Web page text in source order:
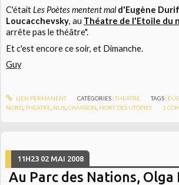
C'étaitLes Poètes mentent mal d'Eugène
Loucacchevsky, au Théatre de l'Etoile du
arrête pas le théâtre".
Et c'est encore ce soir, et Dimanche.
Guy
LIEN PERMANENT CATÉGORIES :THEATRE TAGS :
NORD ,THEATRE NUS ,CHANSON MORT DES UTOPIES 1
11H23 02 MAI 2008
Au Parc des Nations, Olga